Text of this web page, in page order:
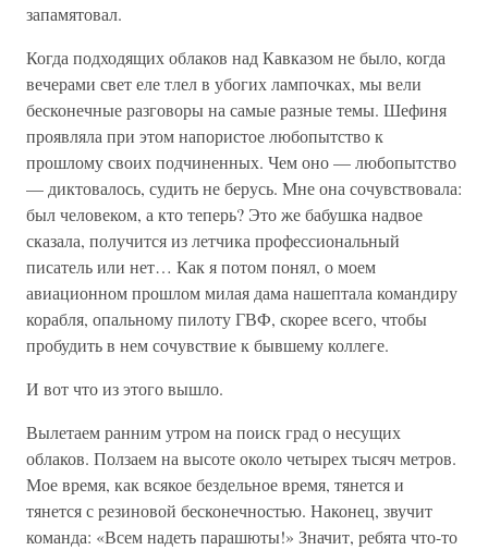
запамятовал.
Когда подходящих облаков над Кавказом не было, когда
вечерами свет еле тлел в убогих лампочках, мы вели
бесконечные разговоры на самые разные темы. Шефиня
проявляла при этом напористое любопытство к
прошлому своих подчиненных. Чем оно — любопытство
— диктовалось, судить не берусь. Мне она сочувствовала:
был человеком, а кто теперь? Это же бабушка надвое
сказала, получится из летчика профессиональный
писатель или нет… Как я потом понял, о моем
авиационном прошлом милая дама нашептала командиру
корабля, опальному пилоту ГВФ, скорее всего, чтобы
пробудить в нем сочувствие к бывшему коллеге.
И вот что из этого вышло.
Вылетаем ранним утром на поиск град о несущих
облаков. Ползаем на высоте около четырех тысяч метров.
Мое время, как всякое бездельное время, тянется и
тянется с резиновой бесконечностью. Наконец, звучит
команда: «Всем надеть парашюты!» Значит, ребята что-то